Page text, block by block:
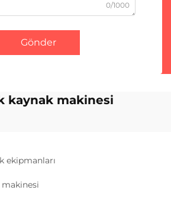
0/1000
Gönder
kaynak makinesi
ekipmanları
makinesi